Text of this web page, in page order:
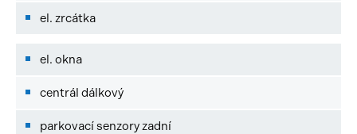
el. zrcátka
el. okna
centrál dálkový
parkovací senzory zadní